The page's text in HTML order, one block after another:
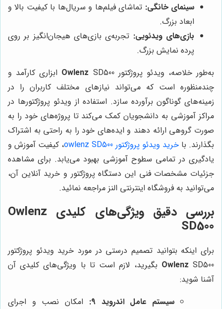
سینمای خانگی: تماشای فیلم‌ها و سریال‌ها با کیفیت بالا و
ابعاد بزرگ.
بازی‌های ویدئویی: تجربه‌ی بازی‌های هیجان‌انگیز بر روی
پرده نمایش بزرگ.
به‌طور خلاصه، ویدئو پروژکتور
Owlenz SD500 ابزاری کارآمد و
چندمنظوره است که می‌تواند نیازهای مختلف کاربران را در
زمینه‌های گوناگون برآورده سازد. استفاده از ویدئو پروژکتورها در
مراکز آموزشی به دانشجویان کمک می‌کند تا پروژه‌های خود را به
صورت گروهی ارائه دهند و ایده‌های خود را به راحتی به اشتراک
بگذارند. با خرید ویدئو پروژکتور owlenz SD500
، کیفیت آموزش و
یادگیری در تمامی سطوح آموزشی بهبود می‌یابد. برای مشاهده
جزئیات مشخصات فنی این دستگاه پروژکتور و خرید آنلاین آن،
می‌توانید به فروشگاه اینترنتی النز مراجعه نمائید.
بررسی دقیق ویژگی‌های کلیدی Owlenz
SD500
برای اینکه بتوانید تصمیم درستی در مورد خرید ویدئو پروژکتور
Owlenz SD500 بگیرید، لازم است تا با ویژگی‌های کلیدی آن
آشنا شوید:
سیستم عامل اندروید 9:
امکان نصب و اجرای